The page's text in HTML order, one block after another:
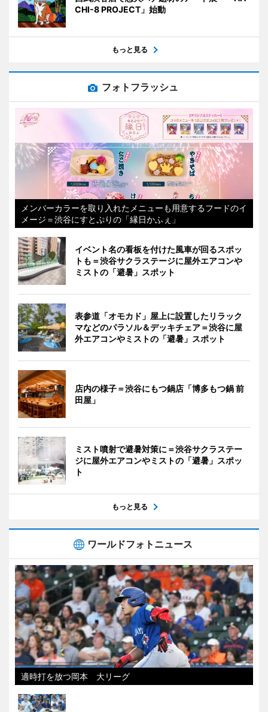
CHI-8 PROJECT」始動
もっと見る
フォトフラッシュ
メンバーカラーを取り入れたメニューも用意するフードのイ
メージ＝渋谷にすとぷりの「縁日かふぇ」
イベント名の看板を付けた風車が回るスポッ
トも＝渋谷サクラステージに屋外エアコンや
ミストの「避暑」スポット
表参道「オモカド」屋上に設置したリラック
マなどのパラソル＆デッキチェア＝渋谷に屋
外エアコンやミストの「避暑」スポット
店内の様子＝渋谷にもつ鍋店「博多もつ鍋 前
田屋」
ミスト噴射で避暑対策に＝渋谷サクラステー
ジに屋外エアコンやミストの「避暑」スポッ
ト
もっと見る
ワールドフォトニュース
適時打を放つ岡本 大リーグ